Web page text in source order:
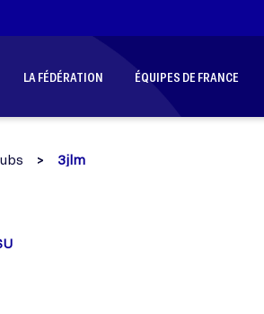
LA FÉDÉRATION ÉQUIPES DE FRANCE
3jlm